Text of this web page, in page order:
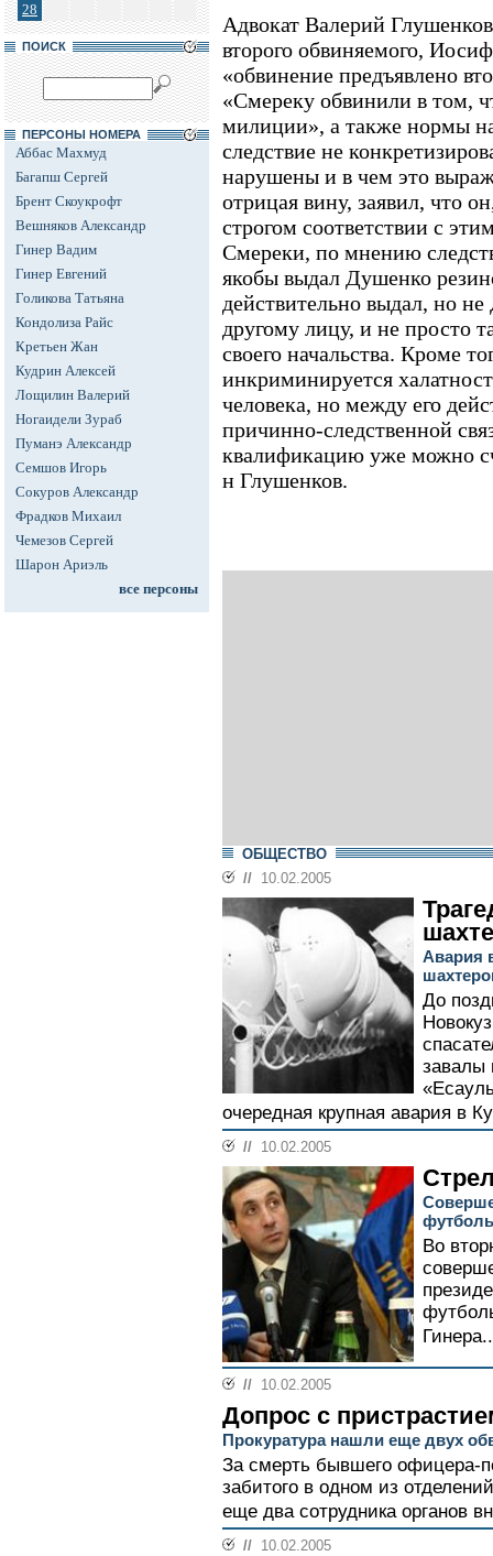
28
ПОИСК
ПЕРСОНЫ НОМЕРА
Аббас Махмуд
Багапш Сергей
Брент Скоукрофт
Вешняков Александр
Гинер Вадим
Гинер Евгений
Голикова Татьяна
Кондолиза Райс
Кретьен Жан
Кудрин Алексей
Лощилин Валерий
Ногаидели Зураб
Пуманэ Александр
Семшов Игорь
Сокуров Александр
Фрадков Михаил
Чемезов Сергей
Шарон Ариэль
все персоны
Адвокат Валерий
второго обвиняемого,
«обвинение предъявлено
«Смереку обвинили в том,
милиции», а также нормы
следствие не
нарушены и в чем это
отрицая вину, заявил, что
строгом соответствии с
Смереки, по мнению
якобы выдал Душенко
действительно выдал, но
другому лицу, и не просто
своего начальства. Кроме
инкриминируется
человека, но между его
причинно-следственной
квалификацию уже можно
н Глушенков.
ОБЩЕСТВО
// 10.02.2005
шахте
Авария
До
завалы
очередная крупная авария в
// 10.02.2005
Во
// 10.02.2005
Допрос с
Прокуратура нашли еще двух
За смерть бывшего офицера-
забитого в одном из
еще два сотрудника органов
// 10.02.2005